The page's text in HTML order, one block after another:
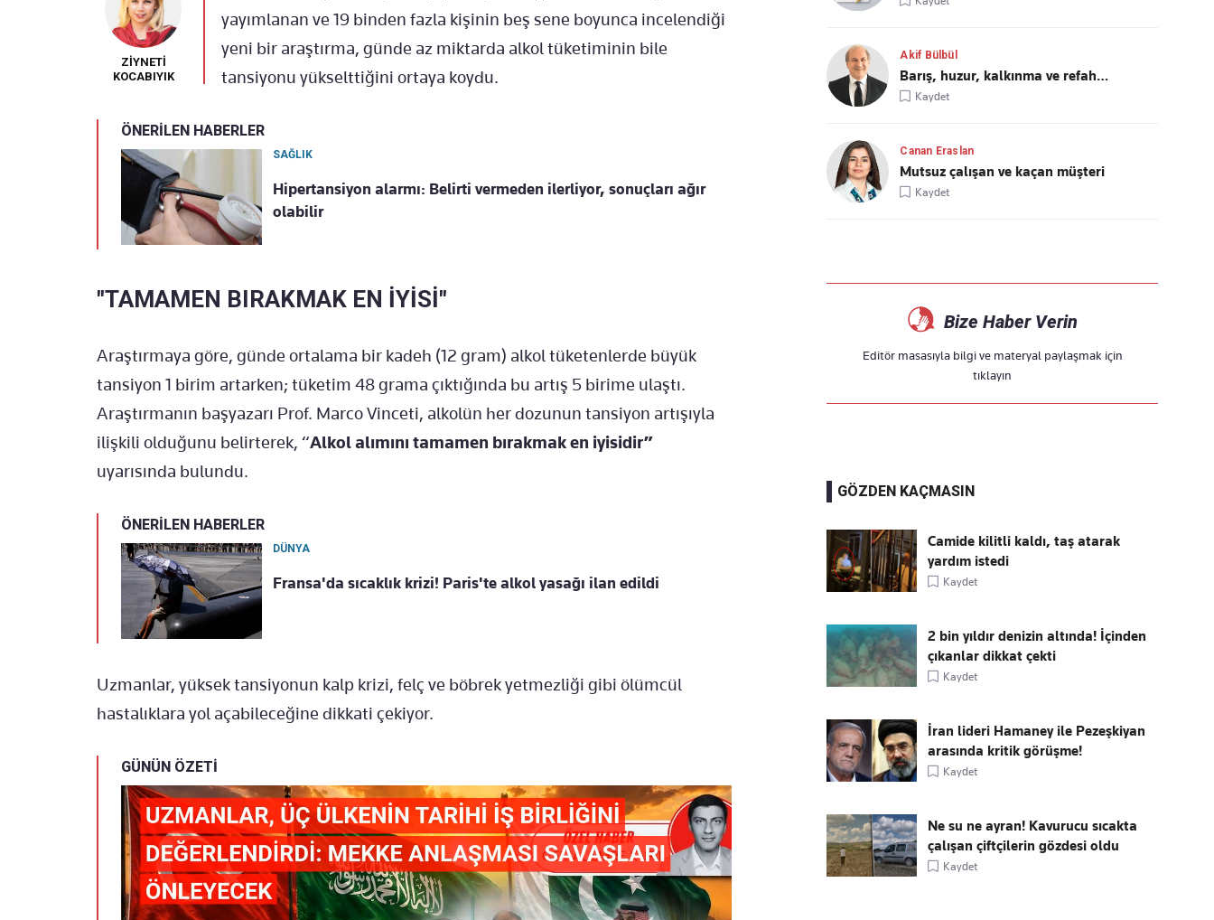
ZİYNETİ
KOCABIYIK
yayımlanan ve 19 binden fazla kişinin beş sene boyunca incelendiği
yeni bir araştırma, günde az miktarda alkol tüketiminin bile
tansiyonu yükselttiğini ortaya koydu.
ÖNERİLEN HABERLER
SAĞLIK
Hipertansiyon alarmı: Belirti vermeden ilerliyor, sonuçları ağır
olabilir
"TAMAMEN BIRAKMAK EN İYİSİ"
Araştırmaya göre, günde ortalama bir kadeh (12 gram) alkol tüketenlerde büyük
tansiyon 1 birim artarken; tüketim 48 grama çıktığında bu artış 5 birime ulaştı.
Araştırmanın başyazarı Prof. Marco Vinceti, alkolün her dozunun tansiyon artışıyla
ilişkili olduğunu belirterek, “Alkol alımını tamamen bırakmak en iyisidir”
uyarısında bulundu.
ÖNERİLEN HABERLER
DÜNYA
Fransa'da sıcaklık krizi! Paris'te alkol yasağı ilan edildi
Uzmanlar, yüksek tansiyonun kalp krizi, felç ve böbrek yetmezliği gibi ölümcül
hastalıklara yol açabileceğine dikkati çekiyor.
GÜNÜN ÖZETİ
Akif Bülbül
Barış, huzur, kalkınma ve refah…
Kaydet
Canan Eraslan
Mutsuz çalışan ve kaçan müşteri
Kaydet
Bize Haber Verin
Editör masasıyla bilgi ve materyal paylaşmak için
tıklayın
GÖZDEN KAÇMASIN
Camide kilitli kaldı, taş atarak
yardım istedi
Kaydet
2 bin yıldır denizin altında! İçinden
çıkanlar dikkat çekti
Kaydet
İran lideri Hamaney ile Pezeşkiyan
arasında kritik görüşme!
Kaydet
Ne su ne ayran! Kavurucu sıcakta
çalışan çiftçilerin gözdesi oldu
Kaydet